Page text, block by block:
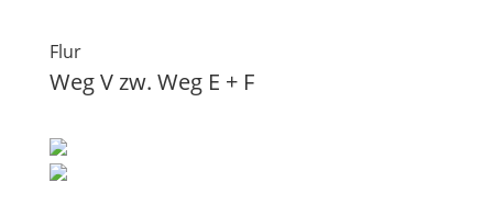
Flur
Weg V zw. Weg E + F